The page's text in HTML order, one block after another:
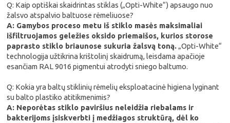
Q: Kaip optiškai skaidrintas stiklas („Opti-White“) apsaugo nuo
žalsvo atspalvio baltuose rėmeliuose?
A: Gamybos proceso metu iš stiklo masės maksimaliai
išfiltruojamos geležies oksido priemaišos, kurios storose
paprasto stiklo briaunose sukuria žalsvą toną. „Opti-White“
technologija užtikrina krištolinį skaidrumą, leisdama apačioje
esančiam RAL 9016 pigmentui atrodyti sniego baltumo.
Q: Kokia yra baltų stiklinių rėmelių eksploatacinė higiena lyginant
su balto plastiko atitikmenimis?
A: Neporėtas stiklo paviršius neleidžia riebalams ir
bakterijoms įsiskverbti į medžiagos struktūrą, dėl ko